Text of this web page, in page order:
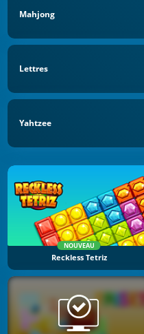
Mahjong
Lettres
Yahtzee
NOUVEAU
Reckless Tetriz